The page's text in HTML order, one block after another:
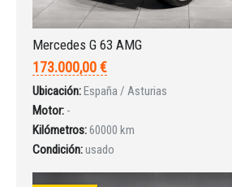
Iniciar sesión
Mercedes G 63 AMG
173.000,00 €
Ubicación:España / Asturias
Motor: -
Kilómetros:60000 km
Condición:usado